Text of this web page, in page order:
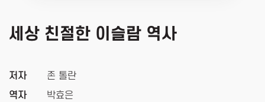
세상 친절한 이슬람 역사
저자
역자
존 톨란
박효은